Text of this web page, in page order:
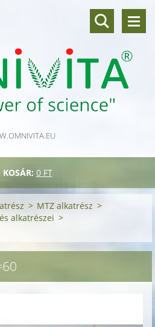
KOSÁR: 0 FT
> MTZ alkatrész >
alkatrészei >